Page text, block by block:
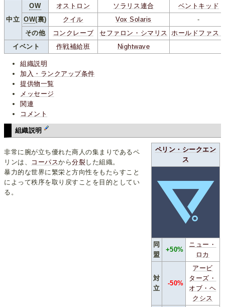
中立
OW オストロン ソラリス連合
ベントキッド
OW(裏) クイル Vox Solaris
-
その他
コンクレーブ セファロン・シマリス
ホールドファス
イベント
作戦補給班 Nightwave
組織説明
加入・ランクアップ条件
提供物一覧
メッセージ
関連
コメント
組織説明
非常に腕が立ち優れた商人の集まりであるペ
リンは、
コーパスから分裂した組織。
暴力的な世界に繁栄と方向性をもたらすこと
によって秩序を取り戻すことを目的としてい
る。
ペリン・シークエン
ス
同
盟
+50%
ニュー・
ロカ
対
立
-50%
アービ
ターズ・
オブ・ヘ
クシス